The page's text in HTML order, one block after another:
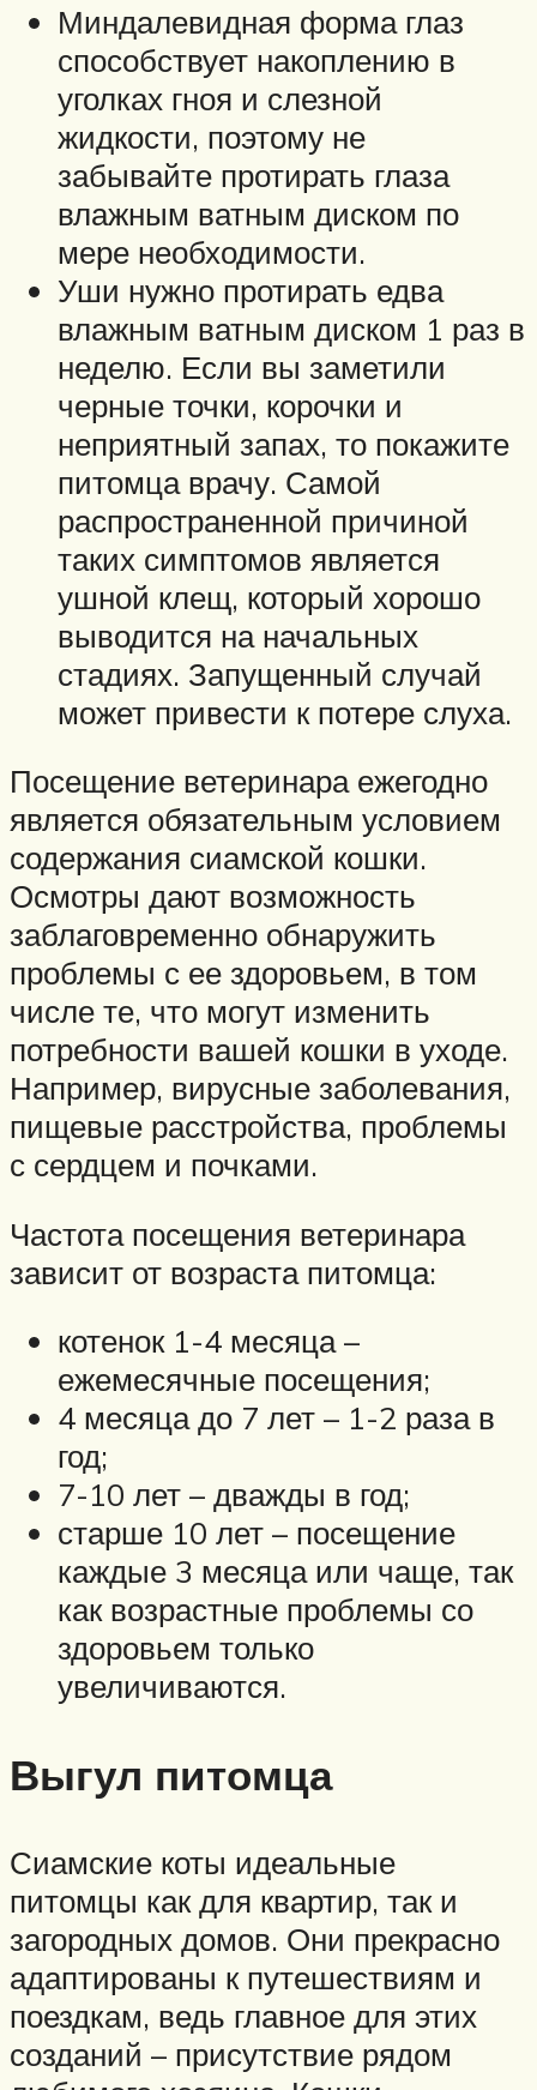
Миндалевидная форма глаз
способствует накоплению в
уголках гноя и слезной
жидкости, поэтому не
забывайте протирать глаза
влажным ватным диском по
мере необходимости.
Уши нужно протирать едва
влажным ватным диском 1 раз в
неделю. Если вы заметили
черные точки, корочки и
неприятный запах, то покажите
питомца врачу. Самой
распространенной причиной
таких симптомов является
ушной клещ, который хорошо
выводится на начальных
стадиях. Запущенный случай
может привести к потере слуха.
Посещение ветеринара ежегодно
является обязательным условием
содержания сиамской кошки.
Осмотры дают возможность
заблаговременно обнаружить
проблемы с ее здоровьем, в том
числе те, что могут изменить
потребности вашей кошки в уходе.
Например, вирусные заболевания,
пищевые расстройства, проблемы
с сердцем и почками.
Частота посещения ветеринара
зависит от возраста питомца:
котенок 1-4 месяца –
ежемесячные посещения;
4 месяца до 7 лет – 1-2 раза в
год;
7-10 лет – дважды в год;
старше 10 лет – посещение
каждые 3 месяца или чаще, так
как возрастные проблемы со
здоровьем только
увеличиваются.
Выгул питомца
Сиамские коты идеальные
питомцы как для квартир, так и
загородных домов. Они прекрасно
адаптированы к путешествиям и
поездкам, ведь главное для этих
созданий – присутствие рядом